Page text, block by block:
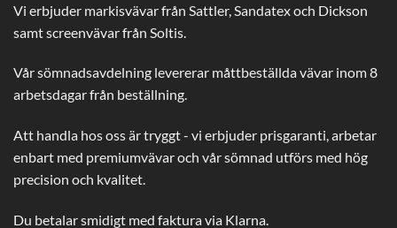
Vi erbjuder markisvävar från Sattler, Sandatex och Dickson
samt screenvävar från Soltis.
Vår sömnadsavdelning levererar måttbeställda vävar inom 8
arbetsdagar från beställning.
Att handla hos oss är tryggt - vi erbjuder prisgaranti, arbetar
enbart med premiumvävar och vår sömnad utförs med hög
precision och kvalitet.
Du betalar smidigt med faktura via Klarna.